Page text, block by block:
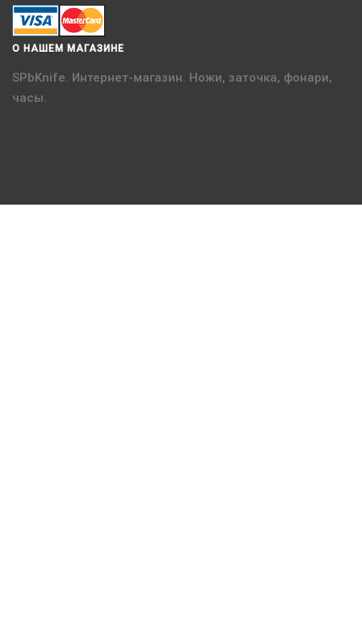
О НАШЕМ МАГАЗИНЕ
SPbKnife. Интернет-магазин. Ножи, заточка, фонари,
часы.